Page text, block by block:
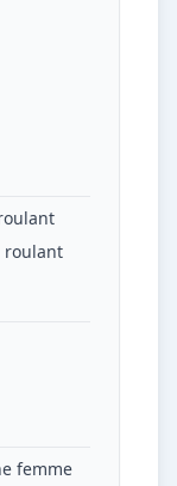
roulant
femme